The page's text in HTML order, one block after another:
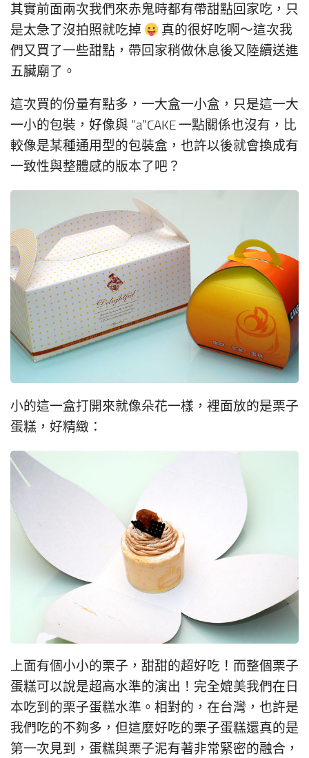
其實前面兩次我們來赤鬼時都有帶甜點回家吃，只
是太急了沒拍照就吃掉
真的很好吃啊～這次我
們又買了一些甜點，帶回家稍做休息後又陸續送進
五臟廟了。
這次買的份量有點多，一大盒一小盒，只是這一大
一小的包裝，好像與 “a”CAKE 一點關係也沒有，比
較像是某種通用型的包裝盒，也許以後就會換成有
一致性與整體感的版本了吧？
小的這一盒打開來就像朵花一樣，裡面放的是栗子
蛋糕，好精緻：
上面有個小小的栗子，甜甜的超好吃！而整個栗子
蛋糕可以說是超高水準的演出！完全媲美我們在日
本吃到的栗子蛋糕水準。相對的，在台灣，也許是
我們吃的不夠多，但這麼好吃的栗子蛋糕還真的是
第一次見到，蛋糕與栗子泥有著非常緊密的融合，